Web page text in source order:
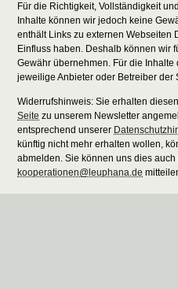
Für die Richtigkeit, Vollständigkeit
Inhalte können wir jedoch keine
enthält Links zu externen Webseiten
Einfluss haben. Deshalb können wir
Gewähr übernehmen. Für die
jeweilige Anbieter oder Betreiber der
Widerrufshinweis: Sie erhalten
Seite zu unserem Newsletter
entsprechend unserer
künftig nicht mehr erhalten wollen,
abmelden. Sie können uns dies auch
kooperationen@leuphana.de